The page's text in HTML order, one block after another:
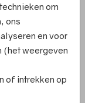
om
ons
en voor
(het weergeven
of intrekken op
ons op.
ander